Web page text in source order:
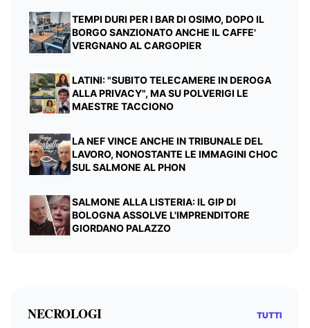
TEMPI DURI PER I BAR DI OSIMO, DOPO IL
BORGO SANZIONATO ANCHE IL CAFFE'
VERGNANO AL CARGOPIER
LATINI: "SUBITO TELECAMERE IN DEROGA
ALLA PRIVACY", MA SU POLVERIGI LE
MAESTRE TACCIONO
LA NEF VINCE ANCHE IN TRIBUNALE DEL
LAVORO, NONOSTANTE LE IMMAGINI CHOC
SUL SALMONE AL PHON
SALMONE ALLA LISTERIA: IL GIP DI
BOLOGNA ASSOLVE L'IMPRENDITORE
GIORDANO PALAZZO
NECROLOGI TUTTI